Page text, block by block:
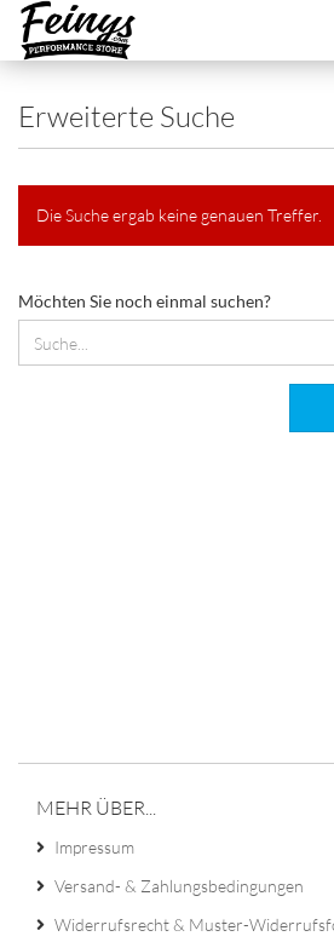
Erweiterte Suche
Die Suche ergab keine genauen Treffer.
MÖCHTEN
SIE
NOCH
EINMAL
Möchten Sie noch einmal suchen?
MEHR ÜBER...
Impressum
Versand- & Zahlungsbedingungen
Widerrufsrecht & Muster-